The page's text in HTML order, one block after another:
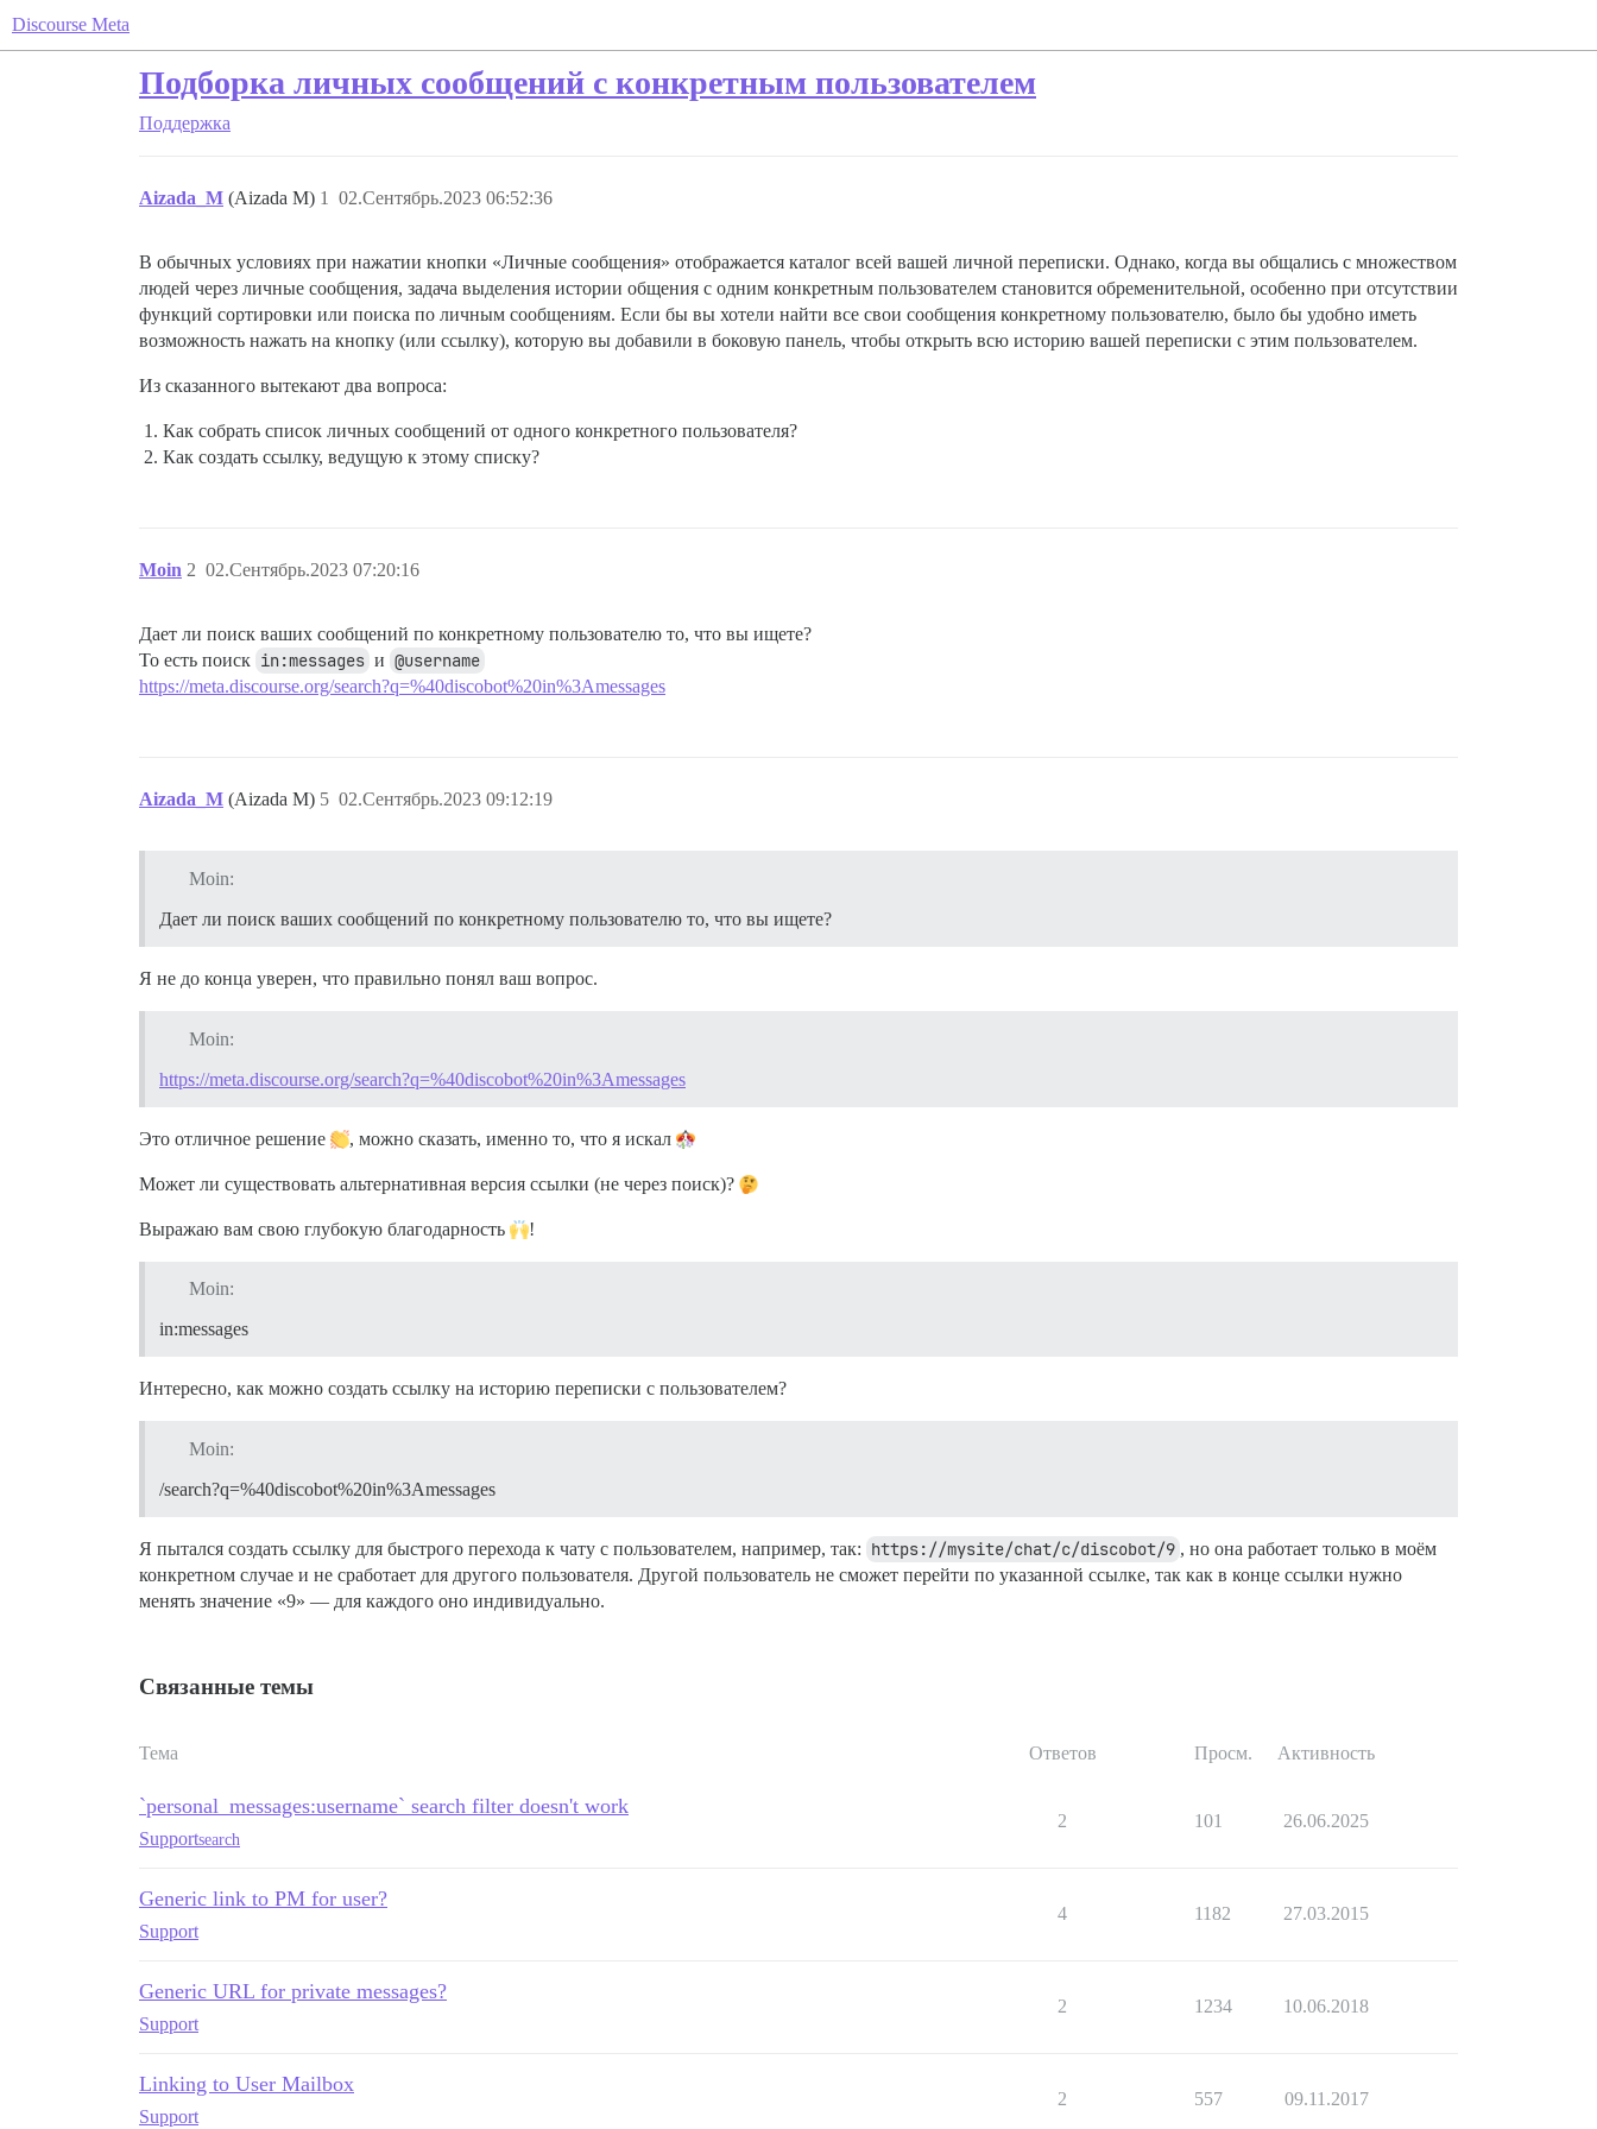
Discourse Meta
Подборка личных сообщений с конкретным пользователем
Поддержка
Aizada_M (Aizada M) 02.Сентябрь.2023 06:52:36
1
В обычных условиях при нажатии кнопки «Личные сообщения» отображается каталог всей вашей личной переписки. Однако, когда вы общались с множеством
людей через личные сообщения, задача выделения истории общения с одним конкретным пользователем становится обременительной, особенно при отсутствии
функций сортировки или поиска по личным сообщениям. Если бы вы хотели найти все свои сообщения конкретному пользователю, было бы удобно иметь
возможность нажать на кнопку (или ссылку), которую вы добавили в боковую панель, чтобы открыть всю историю вашей переписки с этим пользователем.
Из сказанного вытекают два вопроса:
Как собрать список личных сообщений от одного конкретного пользователя?
Как создать ссылку, ведущую к этому списку?
Moin 02.Сентябрь.2023 07:20:16
2
Дает ли поиск ваших сообщений по конкретному пользователю то, что вы ищете?
То есть поиск in:messages и @username
https://meta.discourse.org/search?q=%40discobot%20in%3Amessages
Aizada_M (Aizada M) 02.Сентябрь.2023 09:12:19
5
Moin:
Дает ли поиск ваших сообщений по конкретному пользователю то, что вы ищете?
Я не до конца уверен, что правильно понял ваш вопрос.
Moin:
https://meta.discourse.org/search?q=%40discobot%20in%3Amessages
Это отличное решение , можно сказать, именно то, что я искал
Может ли существовать альтернативная версия ссылки (не через поиск)?
Выражаю вам свою глубокую благодарность !
Moin:
in:messages
Интересно, как можно создать ссылку на историю переписки с пользователем?
Moin:
/search?q=%40discobot%20in%3Amessages
Я пытался создать ссылку для быстрого перехода к чату с пользователем, например, так: https://mysite/chat/c/discobot/9 , но она работает только в моём
конкретном случае и не сработает для другого пользователя. Другой пользователь не сможет перейти по указанной ссылке, так как в конце ссылки нужно
менять значение «9» — для каждого оно индивидуально.
Связанные темы
Тема Ответов Просм. Активность
`personal_messages:username` search filter doesn't work
Supportsearch
2 101 26.06.2025
Generic link to PM for user?
Support
4 1182 27.03.2015
Generic URL for private messages?
Support
2 1234 10.06.2018
Linking to User Mailbox
Support
2 557 09.11.2017